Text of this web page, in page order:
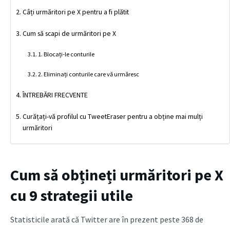
Câți urmăritori pe X pentru a fi plătit
Cum să scapi de urmăritori pe X
1. Blocați-le conturile
2. Eliminați conturile care vă urmăresc
ÎNTREBĂRI FRECVENTE
Curățați-vă profilul cu TweetEraser pentru a obține mai mulți
urmăritori
Cum să obțineți urmăritori pe X
cu 9 strategii utile
Statisticile arată că Twitter are în prezent peste 368 de